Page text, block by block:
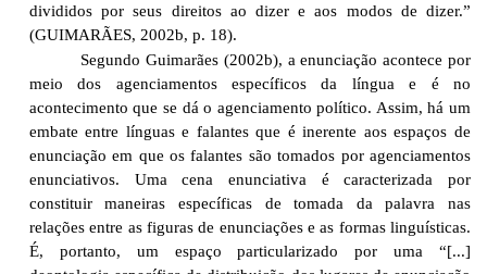
divididos por seus direitos ao dizer e aos modos de dizer.”
(GUIMARÃES, 2002b, p. 18).
Segundo Guimarães (2002b), a enunciação acontece por
meio dos agenciamentos específicos da língua e é no
acontecimento que se dá o agenciamento político. Assim, há um
embate entre línguas e falantes que é inerente aos espaços de
enunciação em que os falantes são tomados por agenciamentos
enunciativos. Uma cena enunciativa é caracterizada por
constituir maneiras específicas de tomada da palavra nas
relações entre as figuras de enunciações e as formas linguísticas.
É, portanto, um espaço particularizado por uma “[...]